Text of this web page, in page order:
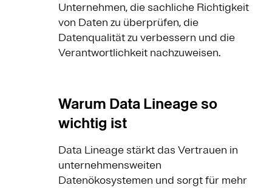
Unternehmen, die sachliche Richtigkeit
von Daten zu überprüfen, die
Datenqualität zu verbessern und die
Verantwortlichkeit nachzuweisen.
Warum Data Lineage so
wichtig ist
Data Lineage stärkt das Vertrauen in
unternehmensweiten
Datenökosystemen und sorgt für mehr